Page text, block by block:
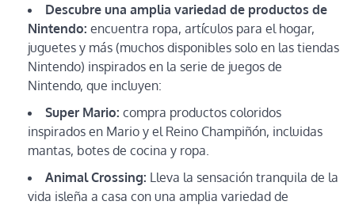
Descubre una amplia variedad de productos de
Nintendo: encuentra ropa, artículos para el hogar,
juguetes y más (muchos disponibles solo en las tiendas
Nintendo) inspirados en la serie de juegos de
Nintendo, que incluyen:
Super Mario: compra productos coloridos
inspirados en Mario y el Reino Champiñón, incluidas
mantas, botes de cocina y ropa.
Animal Crossing: Lleva la sensación tranquila de la
vida isleña a casa con una amplia variedad de